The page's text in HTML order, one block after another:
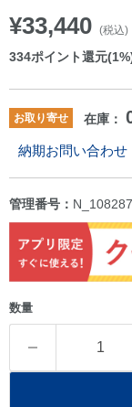
¥33,440 (税込)
334ポイント還元
お取り寄せ 在庫：
納期お問い合わせ
管理番号：
数量